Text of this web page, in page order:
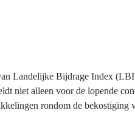
Landelijke Bijdrage Index
niet alleen voor de lopende
rondom de bekostiging